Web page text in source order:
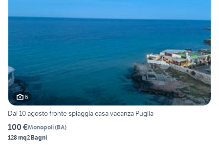
6
Dal 10 agosto fronte spiaggia casa vacanza Puglia
100 €Monopoli(BA)
128 mq2 Bagni